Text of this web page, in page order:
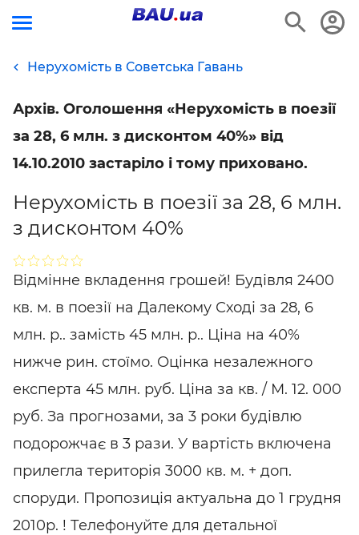
Нерухомість в Советська Гавань
Архів. Оголошення «Нерухомість в поезії
за 28, 6 млн. з дисконтом 40%» від
14.10.2010 застаріло і тому приховано.
Нерухомість в поезії за 28, 6 млн.
з дисконтом 40%
Відмінне вкладення грошей! Будівля 2400
кв. м. в поезії на Далекому Сході за 28, 6
млн. р.. замість 45 млн. р.. Ціна на 40%
нижче рин. стоїмо. Оцінка незалежного
експерта 45 млн. руб. Ціна за кв. / М. 12. 000
руб. За прогнозами, за 3 роки будівлю
подорожчає в 3 рази. У вартість включена
прилегла територія 3000 кв. м. + доп.
споруди. Пропозиція актуальна до 1 грудня
2010р. ! Телефонуйте для детальної